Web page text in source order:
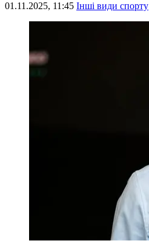
01.11.2025, 11:45 Інші види спорту